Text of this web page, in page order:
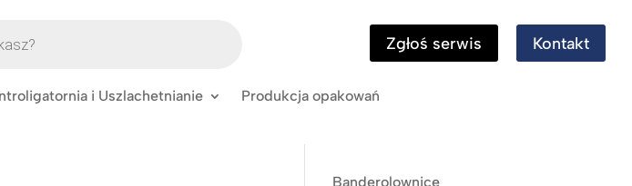
Zgłoś serwis Kontakt
i Uszlachetnianie
Produkcja opakowań
Banderolownice